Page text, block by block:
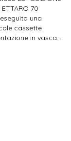
70
una
cassette
in vasca…